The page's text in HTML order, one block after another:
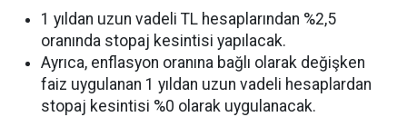
1 yıldan uzun vadeli TL hesaplarından %2,5
oranında stopaj kesintisi yapılacak.
Ayrıca, enflasyon oranına bağlı olarak değişken
faiz uygulanan 1 yıldan uzun vadeli hesaplardan
stopaj kesintisi %0 olarak uygulanacak.